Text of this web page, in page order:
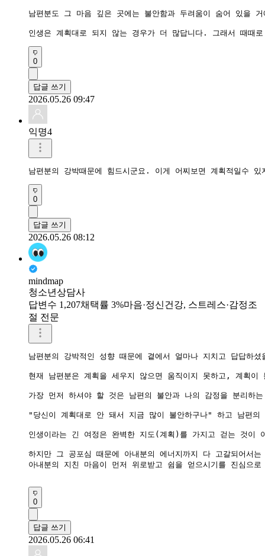
남편분도 그 마음 깊은 곳에는 불안함과 두려움이 숨어 있을
인생은 계획대로 되지 않는 경우가 더 많답니다. 그래서 때때
0
답글 쓰기
2026.05.26 09:47
익명4
남편분의 강박때문에 힘드시군요. 이게 어찌보면 계획적일수
0
답글 쓰기
2026.05.26 08:12
mindmap
청소년상담사
답변수 1,207채택률 3%마음·정신건강, 스트레스·감정조
절 전문
남편분의 강박적인 성향 때문에 곁에서 얼마나 지치고 답답하
현재 남편분은 계획을 세우지 않으면 움직이지 못하고, 계획
가장 먼저 하셔야 할 것은 남편의 불안과 나의 감정을 분리하
"당신이 계획대로 안 돼서 지금 많이 불안하구나" 하고 남편
인생이라는 긴 여정은 완벽한 지도(계획)를 가지고 걷는 것이
하지만 그 공포심 때문에 아내분의 에너지까지 다 고갈되어서
아내분의 지친 마음이 먼저 위로받고 쉼을 얻으시기를 진심으
0
답글 쓰기
2026.05.26 06:41